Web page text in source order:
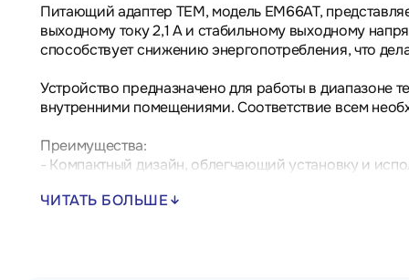
Питающий адаптер TEM, модель EM66AT,
выходному току 2,1 А и стабильному выходному
способствует снижению энергопотребления, что
Устройство предназначено для работы в диапазоне
внутренними помещениями. Соответствие всем
Преимущества:
- Компактный дизайн, облегчающий установку и
- Надежная защита от перегрузок и коротких
ЧИТАТЬ БОЛЬШЕ